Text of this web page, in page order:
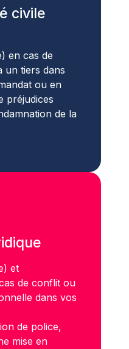
civile
en cas de
un tiers dans
ou en
préjudices
de la
et
de conflit ou
dans vos
de police,
mise en